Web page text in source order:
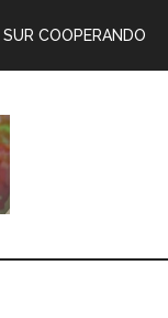
SUR COOPERANDO